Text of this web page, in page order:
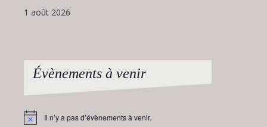
1 août 2026
Évènements à venir
Notice Il n’y a pas d’évènements à venir.